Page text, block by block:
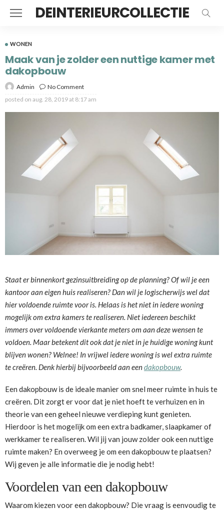
DEINTERIEURCOLLECTIE
WONEN
Maak van je zolder een nuttige kamer met
dakopbouw
Admin
No Comment
posted on aug. 28, 2019 at 8:17 am
Staat er binnenkort gezinsuitbreiding op de planning? Of wil je een
kantoor aan eigen huis realiseren? Dan wil je logischerwijs wel dat
hier voldoende ruimte voor is. Helaas is het niet in iedere woning
mogelijk om extra kamers te realiseren. Niet iedereen beschikt
immers over voldoende vierkante meters om aan deze wensen te
voldoen. Maar betekent dit ook dat je niet in je huidige woning kunt
blijven wonen? Welnee! In vrijwel iedere woning is wel extra ruimte
te creëren. Denk hierbij bijvoorbeeld aan eendakopbouw.
Een dakopbouw is de ideale manier om snel meer ruimte in huis te
creëren. Dit zorgt er voor dat je niet hoeft te verhuizen en in
theorie van een geheel nieuwe verdieping kunt genieten.
Hierdoor is het mogelijk om een extra badkamer, slaapkamer of
werkkamer te realiseren. Wil jij van jouw zolder ook een nuttige
ruimte maken? En overweeg je om een dakopbouw te plaatsen?
Wij geven je alle informatie die je nodig hebt!
Voordelen van een dakopbouw
Waarom kiezen voor een dakopbouw? Die vraag is eenvoudig te